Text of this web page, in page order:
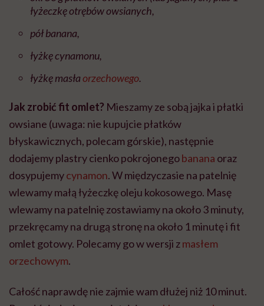
łyżeczkę otrębów owsianych,
pół banana,
łyżkę cynamonu,
łyżkę masłaorzechowego.
Jak zrobić fit omlet? Mieszamy ze sobą jajka i płatki
owsiane (uwaga: nie kupujcie płatków
błyskawicznych, polecam górskie), następnie
dodajemy plastry cienko pokrojonegobanana oraz
dosypujemycynamon. W międzyczasie na patelnię
wlewamy małą łyżeczkę oleju kokosowego. Masę
wlewamy na patelnię zostawiamy na około 3 minuty,
przekręcamy na drugą stronę na około 1 minutę i fit
omlet gotowy. Polecamy go w wersji zmasłem
orzechowym.
Całość naprawdę nie zajmie wam dłużej niż 10 minut.